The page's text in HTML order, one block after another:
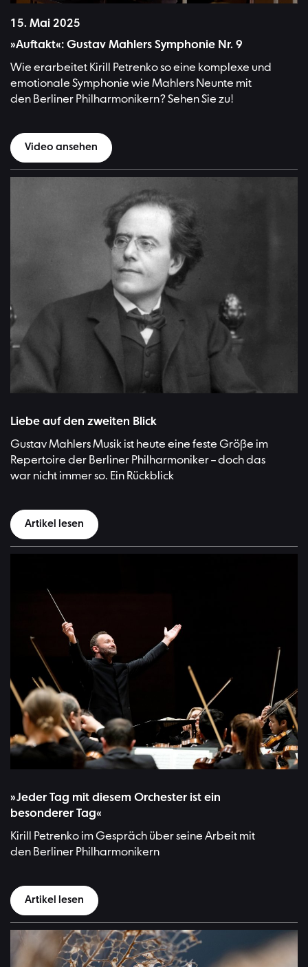
15. Mai 2025
»Auftakt«: Gustav Mahlers Symphonie Nr. 9
Wie erarbeitet Kirill Petrenko so eine komplexe und
emotionale Symphonie wie Mahlers Neunte mit
den Berliner Philharmonikern? Sehen Sie zu!
Video ansehen
Liebe auf den zweiten Blick
Gustav Mahlers Musik ist heute eine feste Größe im
Repertoire der Berliner Philharmoniker – doch das
war nicht immer so. Ein Rückblick
Artikel lesen
»Jeder Tag mit diesem Orchester ist ein
besonderer Tag«
Kirill Petrenko im Gespräch über seine Arbeit mit
den Berliner Philharmonikern
Artikel lesen